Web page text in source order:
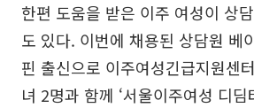
한편 도움을 받은 이주 여성이 상
도 있다. 이번에 채용된 상담원 베
핀 출신으로 이주여성긴급지원센
녀 2명과 함께 ‘서울이주여성 디딤